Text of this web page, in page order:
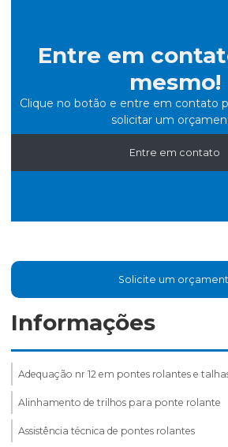
Entre em
mesmo!
Clique no botão e entre em contato
solicitar um
Entre em contato
Solicite um
Informações
Adequação nr 12 em pontes rolantes e
Alinhamento de trilhos para ponte rolante
Assistência técnica de pontes rolantes